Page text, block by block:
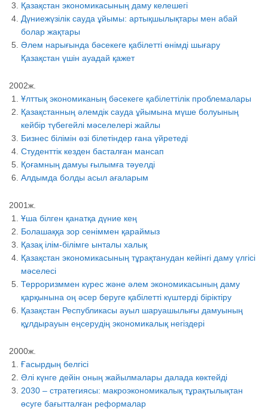
Қазақстан экономикасының даму келешегі
Дүниежүзілік сауда ұйымы: артықшылықтары мен абай
болар жақтары
Әлем нарығында бәсекеге қабілетті өнімді шығару
Қазақстан үшін ауадай қажет
2002ж.
Ұлттық экономиканың бәсекеге қабілеттілік проблемалары
Қазақстанның әлемдік сауда ұйымына мүше болуының
кейбір түбегейлі мәселелері жайлы
Бизнес білімін өзі білетіндер ғана үйретеді
Студенттік кезден басталған мансап
Қоғамның дамуы ғылымға тәуелді
Алдымда болды асыл ағаларым
2001ж.
Ұша білген қанатқа дүние кең
Болашаққа зор сеніммен қараймыз
Қазақ ілім-білімге ынталы халық
Қазақстан экономикасының тұрақтанудан кейінгі даму үлгісі
мәселесі
Терроризммен күрес және әлем экономикасының даму
қарқынына оң әсер беруге қабілетті күштерді біріктіру
Қазақстан Республикасы ауыл шаруашылығы дамуының
құлдырауын еңсерудің экономикалық негіздері
2000ж.
Ғасырдың белгісі
Әлі күнге дейін оның жайылмалары далада көктейді
2030 – стратегиясы: макроэкономикалық тұрақтылықтан
өсуге бағытталған реформалар